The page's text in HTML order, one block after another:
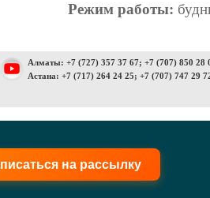
Режим работы:
Алматы: +7 (727) 357 37 67; +7 (707) 850 28
Астана: +7 (717) 264 24 25; +7 (707) 747 29
на рассылку